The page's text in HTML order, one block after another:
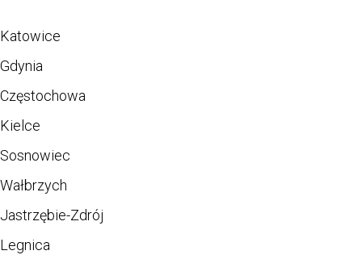
Katowice
Gdynia
Częstochowa
Kielce
Sosnowiec
Wałbrzych
Jastrzębie-Zdrój
Legnica